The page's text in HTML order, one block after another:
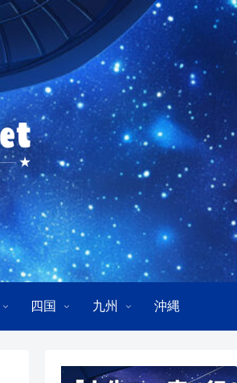
四国 九州 沖縄